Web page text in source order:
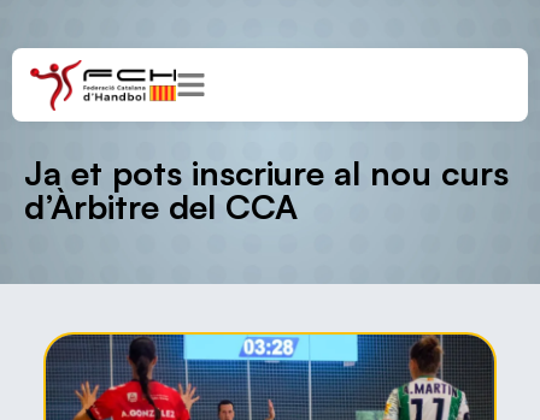
Ja et pots inscriure al nou curs
d’Àrbitre del CCA